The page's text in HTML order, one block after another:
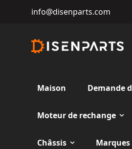
info@disenparts.com
Maison Demande
Moteur de rechange
Châssis Marques